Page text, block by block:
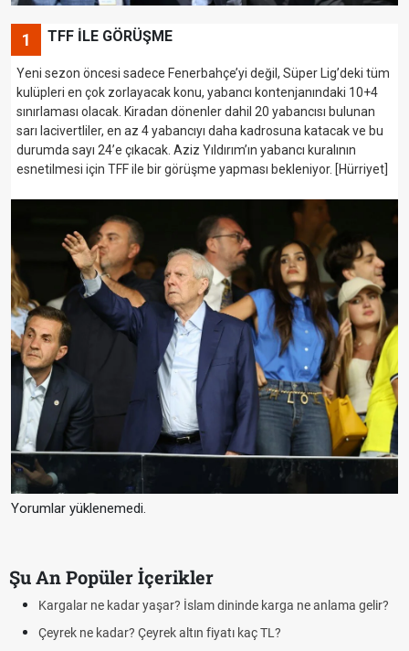
1 TFF İLE GÖRÜŞME
Yeni sezon öncesi sadece Fenerbahçe’yi değil, Süper Lig’deki tüm
kulüpleri en çok zorlayacak konu, yabancı kontenjanındaki 10+4
sınırlaması olacak. Kiradan dönenler dahil 20 yabancısı bulunan
sarı lacivertliler, en az 4 yabancıyı daha kadrosuna katacak ve bu
durumda sayı 24’e çıkacak. Aziz Yıldırım’ın yabancı kuralının
esnetilmesi için TFF ile bir görüşme yapması bekleniyor. [Hürriyet]
Yorumlar yüklenemedi.
Şu An Popüler İçerikler
Futbolda ofsayt nedir? Ofsayt nasıl anlatılır?
Kravat nasıl bağlanır? En kolay kravat bağlama yöntemi